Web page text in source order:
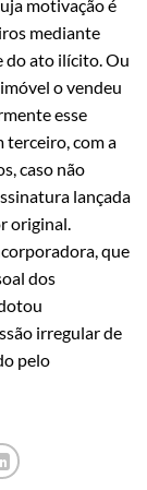
motivação é
mediante
do ato ilícito. Ou
o vendeu
esse
terceiro, com a
caso não
lançada
original.
que
dos
irregular de
pelo